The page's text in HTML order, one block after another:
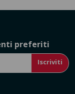
preferiti
Iscriviti